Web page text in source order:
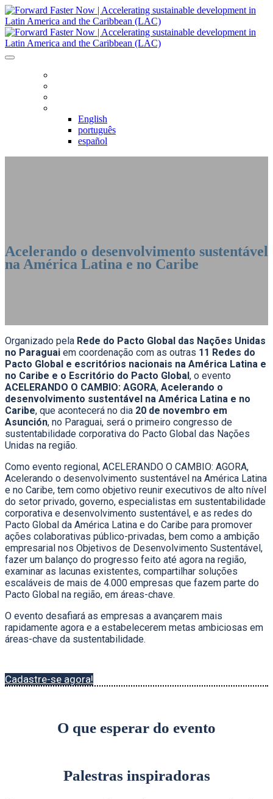
English
português
español
Acelerando o desenvolvimento sustentável
na América Latina e no Caribe
Organizado pela Rede do Pacto Global das Nações Unidas
no Paraguai em coordenação com as outras 11 Redes do
Pacto Global e escritórios nacionais na América Latina e
no Caribe e o Escritório do Pacto Global , o evento
ACELERANDO O CAMBIO: AGORA, Acelerando o
desenvolvimento sustentável na América Latina e no
Caribe, que acontecerá no dia 20 de novembro em
Asunción, no Paraguai, será o primeiro congresso de
sustentabilidade corporativa do Pacto Global das Nações
Unidas na região.
Como evento regional, ACELERANDO O CAMBIO: AGORA,
Acelerando o desenvolvimento sustentável na América Latina
e no Caribe, tem como objetivo reunir executivos de alto nível
do setor privado, governo, especialistas em sustentabilidade
corporativa e desenvolvimento sustentável, e as redes do
Pacto Global da América Latina e do Caribe para promover
ações colaborativas público-privadas, bem como a ambição
empresarial nos Objetivos de Desenvolvimento Sustentável,
fazer um balanço do progresso feito até agora na região,
examinar as lacunas existentes, compartilhar soluções
escaláveis ​​de mais de 4.000 empresas que fazem parte do
Pacto Global na região, em áreas-chave.
O evento desafiará as empresas a avançarem mais
rapidamente agora e a estabelecerem metas ambiciosas em
áreas-chave da sustentabilidade.
Cadastre-se agora!
O que esperar do evento
Palestras inspiradoras